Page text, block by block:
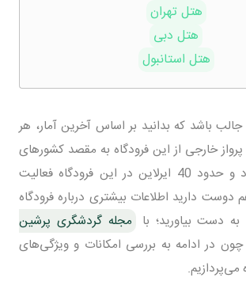
هتل تهران
هتل دبی
هتل استانبول
باشد که بدانید بر اساس آخرین آمار، هر
هفته بیش از 700 پرواز خارجی از این فرودگاه به مقصد کشورهای
دیگر انجام می‌شود و حدود 40 ایرلاین در این فرودگاه فعالیت
دوست دارید اطلاعات بیشتری درباره فرودگاه
دست بیاورید؛ با مجله گردشگری پرشین
در ادامه به بررسی امکانات و ویژگی‌های